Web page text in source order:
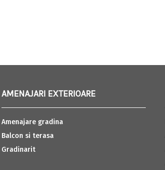
AMENAJARI EXTERIOARE
Amenajare gradina
Balcon si terasa
Gradinarit